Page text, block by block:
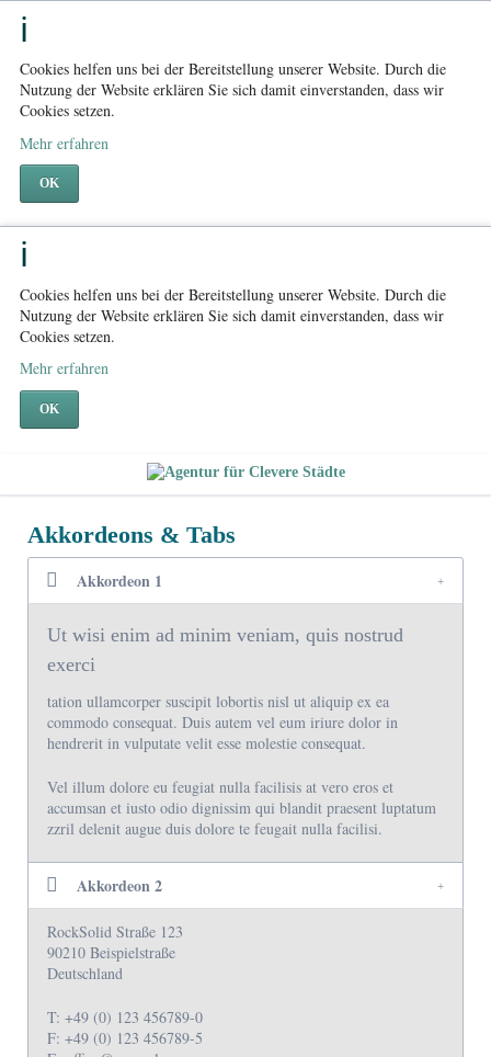
Cookies helfen uns bei der Bereitstellung unserer Website. Durch die
Nutzung der Website erklären Sie sich damit einverstanden, dass wir
Cookies setzen.
Mehr erfahren
OK
Cookies helfen uns bei der Bereitstellung unserer Website. Durch die
Nutzung der Website erklären Sie sich damit einverstanden, dass wir
Cookies setzen.
Mehr erfahren
OK
Akkordeons & Tabs
Akkordeon 1
Ut wisi enim ad minim veniam, quis nostrud
exerci
tation ullamcorper suscipit lobortis nisl ut aliquip ex ea
commodo consequat. Duis autem vel eum iriure dolor in
hendrerit in vulputate velit esse molestie consequat.
Vel illum dolore eu feugiat nulla facilisis at vero eros et
accumsan et iusto odio dignissim qui blandit praesent luptatum
zzril delenit augue duis dolore te feugait nulla facilisi.
Akkordeon 2
RockSolid Straße 123
90210 Beispielstraße
Deutschland
T: +49 (0) 123 456789-0
F: +49 (0) 123 456789-5